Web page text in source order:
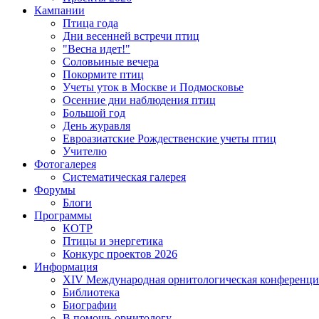
Кампании
Птица года
Дни весенней встречи птиц
"Весна идет!"
Соловьиные вечера
Покормите птиц
Учеты уток в Москве и Подмосковье
Осенние дни наблюдения птиц
Большой год
День журавля
Евроазиатские Рождественские учеты птиц
Учителю
Фотогалерея
Систематическая галерея
Форумы
Блоги
Программы
КОТР
Птицы и энергетика
Конкурс проектов 2026
Информация
XIV Международная орнитологическая
Библиотека
Биографии